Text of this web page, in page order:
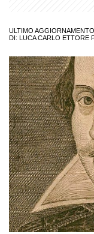
ULTIMO
DI: LUCA CARLO ETTORE